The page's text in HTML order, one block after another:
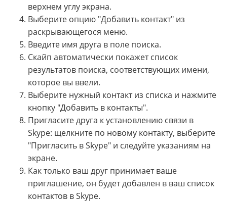
верхнем углу экрана.
Выберите опцию "Добавить контакт" из
раскрывающегося меню.
Введите имя друга в поле поиска.
Скайп автоматически покажет список
результатов поиска, соответствующих имени,
которое вы ввели.
Выберите нужный контакт из списка и нажмите
кнопку "Добавить в контакты".
Пригласите друга к установлению связи в
Skype: щелкните по новому контакту, выберите
"Пригласить в Skype" и следуйте указаниям на
экране.
Как только ваш друг принимает ваше
приглашение, он будет добавлен в ваш список
контактов в Skype.